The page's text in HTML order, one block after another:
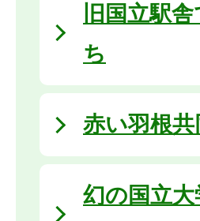
旧国立駅
ち
赤い羽根
幻の国立